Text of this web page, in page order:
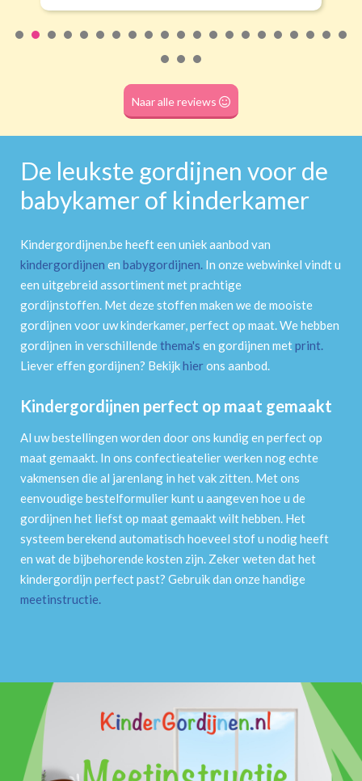
(dubbele tunnel)
Naar alle reviews
De leukste gordijnen voor de
babykamer of kinderkamer
Kindergordijnen.be heeft een uniek aanbod van
kindergordijnen en babygordijnen. In onze webwinkel vindt u
een uitgebreid assortiment met prachtige
gordijnstoffen. Met deze stoffen maken we de mooiste
gordijnen voor uw kinderkamer, perfect op maat. We hebben
gordijnen in verschillendethema's en gordijnen metprint.
Liever effen gordijnen? Bekijkhierons aanbod.
Kindergordijnen perfect op maat gemaakt
Al uw bestellingen worden door ons kundig en perfect op
maat gemaakt. In ons confectieatelier werken nog echte
vakmensen die al jarenlang in het vak zitten. Met ons
eenvoudige bestelformulier kunt u aangeven hoe u de
gordijnen het liefst op maat gemaakt wilt hebben. Het
systeem berekend automatisch hoeveel stof u nodig heeft
en wat de bijbehorende kosten zijn. Zeker weten dat het
kindergordijn perfect past? Gebruik dan onze handige
meetinstructie.